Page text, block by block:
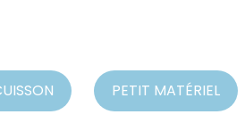
PETIT MATÉRIEL